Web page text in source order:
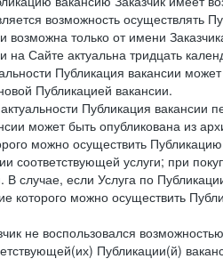
возможность осуществлять
возможна только от имени
на Сайте актуальна тридцать
Публикация вакансии
Публикацией вакансии.
Публикация
может быть опубликована из
можно осуществить
соответствующей услуги; при
случае, если Услуга по
которого можно осуществить
не воспользовался
Публикации(й)